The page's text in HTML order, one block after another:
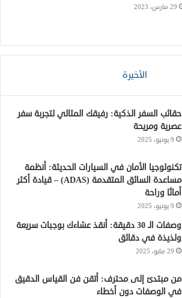
29 مارس، 2023
الأخيرة
حقائب السفر الذكية: رفيقك المثالي لتجربة سفر
عصرية ومريحة
9 يونيو، 2025
تكنولوجيا الأمان في السيارات الحديثة: أنظمة
مساعدة السائق المتقدمة (ADAS) – قيادة أكثر
أمانًا وراحة
9 يونيو، 2025
وصفات الـ 30 دقيقة: أنقذ عشاءك بوجبات سريعة
ولذيذة في دقائق
29 مايو، 2025
من مبتدئ إلى محترف: أتقن فن القياس الدقيق
في الوصفات دون أخطاء